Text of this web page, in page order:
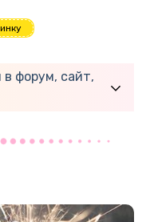
в форум, сайт,